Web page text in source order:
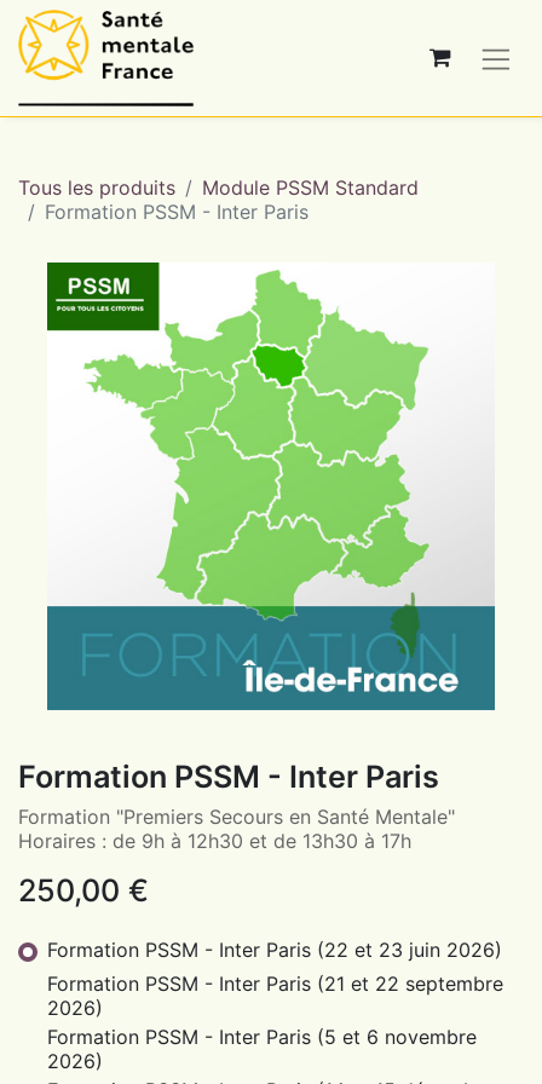
Tous les produits
Module PSSM Standard
Formation PSSM - Inter Paris
Formation PSSM - Inter Paris
Formation "Premiers Secours en Santé Mentale"
Horaires : de 9h à 12h30 et de 13h30 à 17h
250,00 €
Formation PSSM - Inter Paris (22 et 23 juin 2026)
Formation PSSM - Inter Paris (21 et 22 septembre
2026)
Formation PSSM - Inter Paris (5 et 6 novembre
2026)